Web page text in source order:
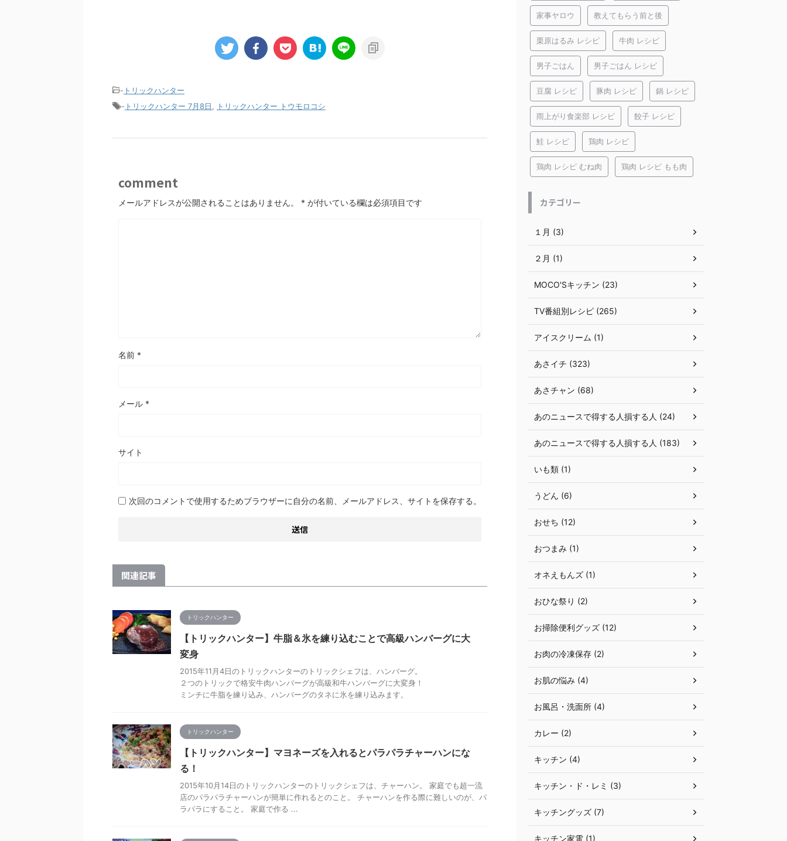
- トリックハンター
- トリックハンター 7月8日 トリックハンター トウモロコシ
comment
メールアドレスが公開されることはありません。 * が付いている欄は必須項目です
名前 *
メール *
サイト
次回のコメントで使用するためブラウザーに自分の名前、メールアドレス、サイトを保存する。
関連記事
トリックハンター
【トリックハンター】牛脂＆氷を練り込むことで高級ハンバーグに大
変身
2015年11月4日のトリックハンターのトリックシェフは、ハンバーグ。
２つのトリックで格安牛肉ハンバーグが高級和牛ハンバーグに大変身！
ミンチに牛脂を練り込み、ハンバーグのタネに氷を練り込みます。
トリックハンター
【トリックハンター】マヨネーズを入れるとパラパラチャーハンにな
る！
2015年10月14日のトリックハンターのトリックシェフは、チャーハン。 家庭でも超一流
店のパラパラチャーハンが簡単に作れるとのこと。 チャーハンを作る際に難しいのが、パ
ラパラにすること。 家庭で作る ...
家事ヤロウ 教えてもらう前と後
栗原はるみ レシピ 牛肉 レシピ
男子ごはん 男子ごはん レシピ
豆腐 レシピ 豚肉 レシピ 鍋 レシピ
雨上がり食楽部 レシピ 餃子 レシピ
鮭 レシピ 鶏肉 レシピ
鶏肉 レシピ むね肉 鶏肉 レシピ もも肉
カテゴリー
１月 (3)
２月 (1)
MOCO'Sキッチン (23)
TV番組別レシピ (265)
アイスクリーム (1)
あさイチ (323)
あさチャン (68)
あのニュースで得する人損する人 (24)
あのニュースで得する人損する人 (183)
いも類 (1)
うどん (6)
おせち (12)
おつまみ (1)
オネえもんズ (1)
おひな祭り (2)
お掃除便利グッズ (12)
お肉の冷凍保存 (2)
お肌の悩み (4)
お風呂・洗面所 (4)
カレー (2)
キッチン (4)
キッチン・ド・レミ (3)
キッチングッズ (7)
キッチン家電 (1)